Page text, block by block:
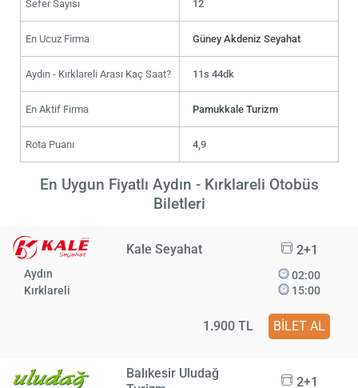
Sefer Sayısı 12
En Ucuz Firma Güney Akdeniz Seyahat
Aydın - Kırklareli Arası Kaç Saat? 11s 44dk
En Aktif Firma Pamukkale Turizm
Rota Puanı 4,9
En Uygun Fiyatlı Aydın - Kırklareli Otobüs
Biletleri
Kale Seyahat 2+1
Aydın
Kırklareli
02:00
15:00
1.900 TL BİLET AL
Balıkesir Uludağ
2+1